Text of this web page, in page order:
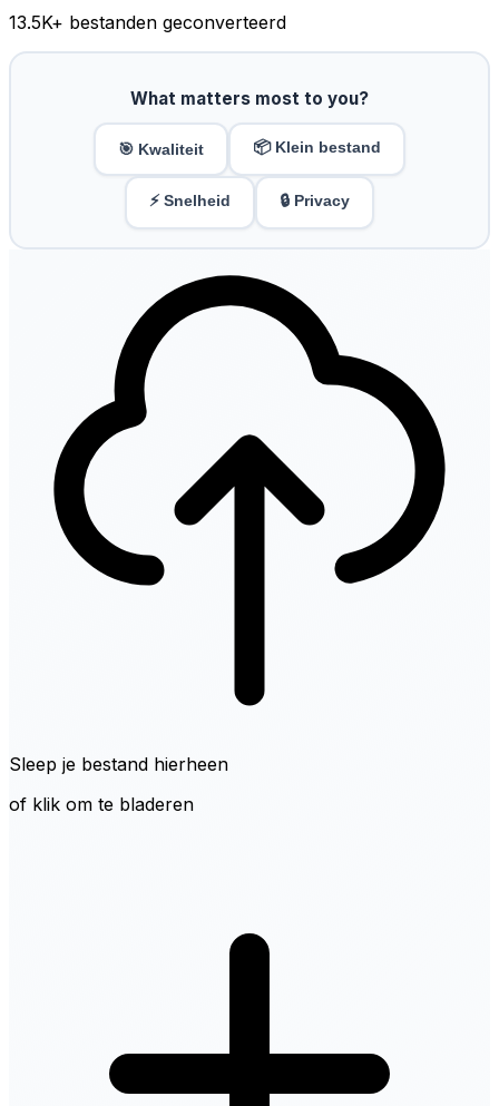
13.5K+ bestanden geconverteerd
What matters most to you?
🎯 Kwaliteit 📦 Klein bestand
⚡ Snelheid 🔒 Privacy
Sleep je bestand hierheen
of klik om te bladeren